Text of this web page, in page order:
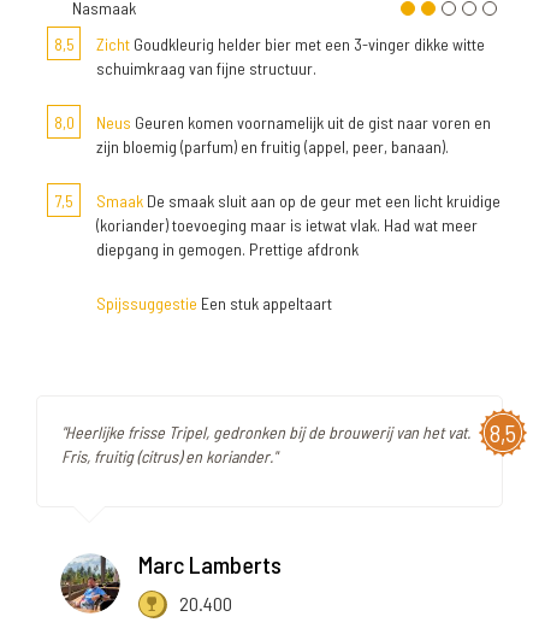
Nasmaak
8,5
Zicht Goudkleurig helder bier met een 3-vinger dikke witte
schuimkraag van fijne structuur.
8,0 Neus Geuren komen voornamelijk uit de gist naar voren en
zijn bloemig (parfum) en fruitig (appel, peer, banaan).
7,5 Smaak De smaak sluit aan op de geur met een licht kruidige
(koriander) toevoeging maar is ietwat vlak. Had wat meer
diepgang in gemogen. Prettige afdronk
Spijssuggestie Een stuk appeltaart
8,5
"Heerlijke frisse Tripel, gedronken bij de brouwerij van het vat.
Fris, fruitig (citrus) en koriander."
Marc Lamberts
20.400